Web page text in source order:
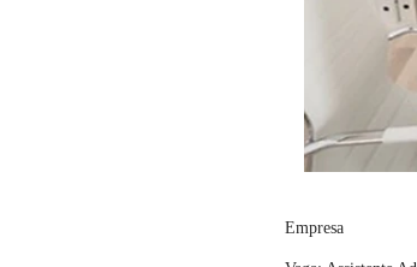
Empresa